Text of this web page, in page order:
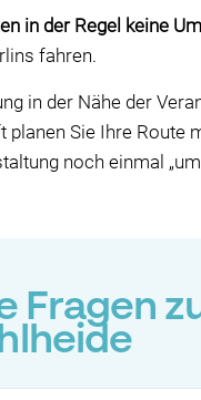
in der Regel keine
fahren.
in der Nähe der
Sie Ihre Route
noch einmal
Fragen